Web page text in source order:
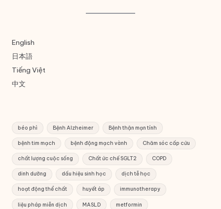
English
日本語
Tiếng Việt
中文
béo phì Bệnh Alzheimer Bệnh thận mạn tính
bệnh tim mạch bệnh động mạch vành Chăm sóc cấp cứu
chất lượng cuộc sống Chất ức chế SGLT2 COPD
dinh dưỡng dấu hiệu sinh học dịch tễ học
hoạt động thể chất huyết áp immunotherapy
liệu pháp miễn dịch MASLD metformin